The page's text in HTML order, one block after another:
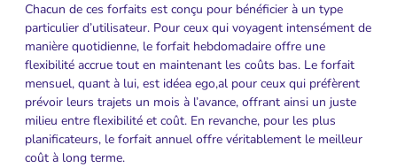
Chacun de ces forfaits est conçu pour bénéficier à un type
particulier d’utilisateur. Pour ceux qui voyagent intensément de
manière quotidienne, le forfait hebdomadaire offre une
flexibilité accrue tout en maintenant les coûts bas. Le forfait
mensuel, quant à lui, est idéea ego,al pour ceux qui préfèrent
prévoir leurs trajets un mois à l’avance, offrant ainsi un juste
milieu entre flexibilité et coût. En revanche, pour les plus
planificateurs, le forfait annuel offre véritablement le meilleur
coût à long terme.